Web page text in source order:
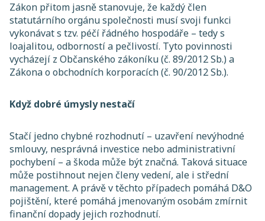
Zákon přitom jasně stanovuje, že každý člen
statutárního orgánu společnosti musí svoji funkci
vykonávat s tzv. péčí řádného hospodáře – tedy s
loajalitou, odborností a pečlivostí. Tyto povinnosti
vycházejí z Občanského zákoníku (č. 89/2012 Sb.) a
Zákona o obchodních korporacích (č. 90/2012 Sb.).
Když dobré úmysly nestačí
Stačí jedno chybné rozhodnutí – uzavření nevýhodné
smlouvy, nesprávná investice nebo administrativní
pochybení – a škoda může být značná. Taková situace
může postihnout nejen členy vedení, ale i střední
management. A právě v těchto případech pomáhá D&O
pojištění, které pomáhá jmenovaným osobám zmírnit
finanční dopady jejich rozhodnutí.